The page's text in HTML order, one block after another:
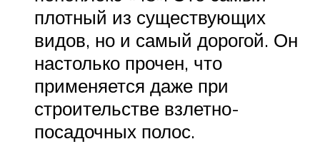
плотный из существующих
видов, но и самый дорогой. Он
настолько прочен, что
применяется даже при
строительстве взлетно-
посадочных полос.